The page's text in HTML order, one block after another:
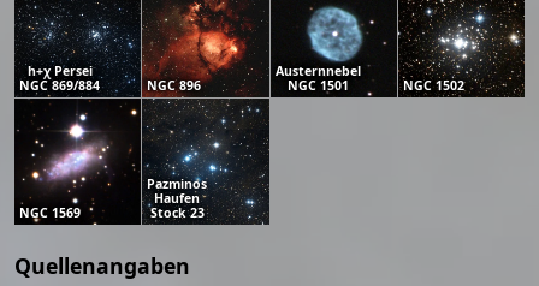
h+χ Persei
NGC 869/884
NGC 896
Austernnebel
NGC 1501
NGC 1502
NGC 1569
Pazminos
Haufen
Stock 23
Quellenangaben